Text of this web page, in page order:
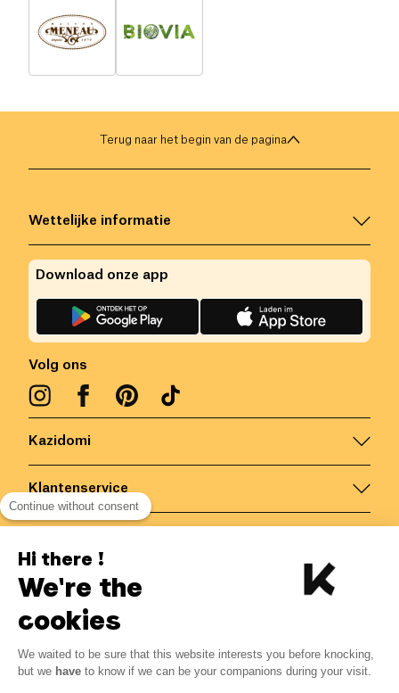
Terug naar het begin van de pagina
Kazidomi
Klantenservice
Wettelijke informatie
Volg ons
Download onze app
België/NL
Continue without consent
Hi there !
We're the
cookies
We waited to be sure that this website interests you before knocking,
but we have to know if we can be your companions during your visit.